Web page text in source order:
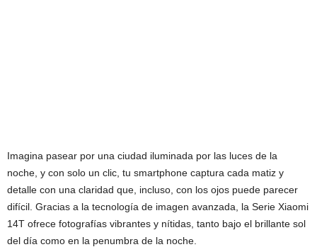
Imagina pasear por una ciudad iluminada por las luces de la
noche, y con solo un clic, tu smartphone captura cada matiz y
detalle con una claridad que, incluso, con los ojos puede parecer
difícil. Gracias a la tecnología de imagen avanzada, la Serie Xiaomi
14T ofrece fotografías vibrantes y nítidas, tanto bajo el brillante sol
del día como en la penumbra de la noche.